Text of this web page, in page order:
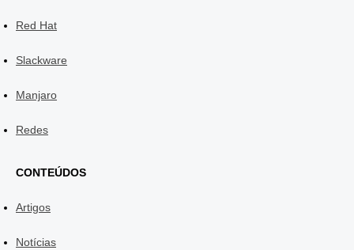
Red Hat
Slackware
Manjaro
Redes
CONTEÚDOS
Artigos
Notícias